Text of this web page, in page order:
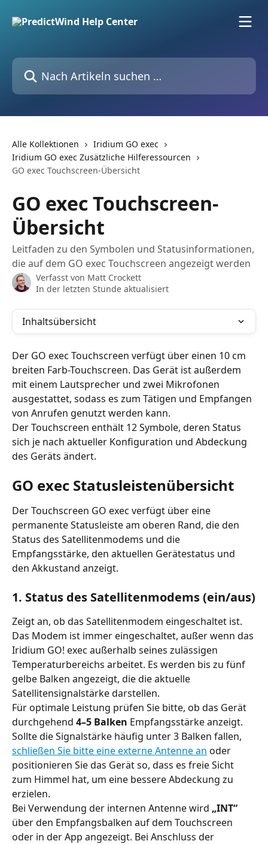
Nach Artikeln suchen …
Alle Kollektionen
Iridium GO exec
Iridium GO exec Zusätzliche Hilferessourcen
GO exec Touchscreen-Übersicht
GO exec Touchscreen-
Übersicht
Leitfaden zu den Symbolen und Statusinformationen,
die auf dem GO exec Touchscreen angezeigt werden
Verfasst von Matt Crockett
In der letzten Stunde aktualisiert
Inhaltsübersicht
Der GO exec Touchscreen verfügt über einen 10 cm
breiten Farb-Touchscreen. Das Gerät ist außerdem
mit einem Lautsprecher und zwei Mikrofonen
ausgestattet, sodass es zum Tätigen und Empfangen
von Anrufen genutzt werden kann.
Der Touchscreen enthält 12 Symbole, deren Status
sich je nach aktueller Konfiguration und Abdeckung
des Geräts ändert.
GO exec Statusleistenübersicht
Der Touchscreen GO exec verfügt über eine
permanente Statusleiste am oberen Rand, die den
Status des Satellitenmodems und die
Empfangsstärke, den aktuellen Gerätestatus und
den Akkustand anzeigt.
1. Status des Satellitenmodems (ein/aus)
Zeigt an, ob das Satellitenmodem eingeschaltet ist.
Das Modem ist immer eingeschaltet, außer wenn das
Iridium GO! exec außerhalb seines zulässigen
Temperaturbereichs arbeitet. Es werden bis zu fünf
gelbe Balken angezeigt, die die aktuelle
Satellitensignalstärke darstellen.
Für optimale Leistung prüfen Sie bitte, ob das Gerät
durchgehend 4–5 Balken Empfangsstärke anzeigt.
Sollte die Signalstärke häufig unter 3 Balken fallen,
schließen Sie bitte eine externe Antenne an oder
positionieren Sie das Gerät so, dass es freie Sicht
zum Himmel hat, um eine bessere Abdeckung zu
erzielen.
Bei Verwendung der internen Antenne wird „INT“
über den Empfangsbalken auf dem Touchscreen
oder in der App angezeigt. Bei Anschluss der